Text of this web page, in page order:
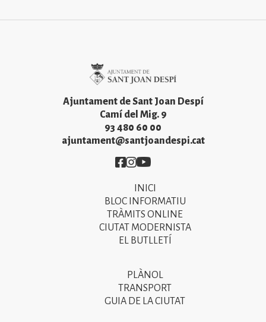
Ajuntament de Sant Joan Despí
Camí del Mig. 9
93 480 60 00
ajuntament@santjoandespi.cat
Imatge
Imatge
Imatge
INICI
BLOC INFORMATIU
TRÀMITS ONLINE
CIUTAT MODERNISTA
EL BUTLLETÍ
PLÀNOL
TRANSPORT
GUIA DE LA CIUTAT